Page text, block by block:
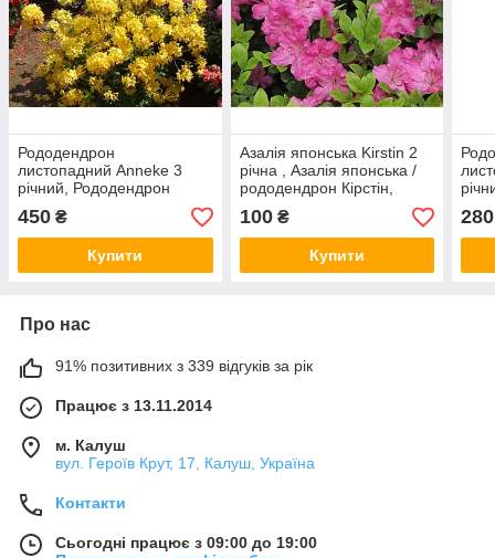
Рододендрон
листопадний Anneke 3
річний, Рододендрон
листопадний Аннеке,
Rhododendron Anneke
450 ₴
Купити
Азалія японська Kirstin 2
річна , Азалія японська /
рододендрон Кірстін,
Azalea japonica Kirstin
100₴
Купити
280
Про нас
91% позитивних з 339 відгуків за рік
Працює з 13.11.2014
м. Калуш
вул. Героїв Крут, 17, Калуш, Україна
Контакти
Сьогодні працює з 09:00 до 19:00